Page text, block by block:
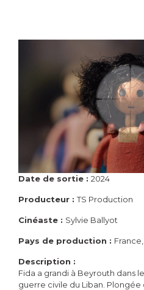
Date de sortie : 2024
Producteur :TS Production
Cinéaste : Sylvie Ballyot
Pays de production :
Description :
Fida a grandi à Beyrouth dans
guerre civile du Liban. Plongée